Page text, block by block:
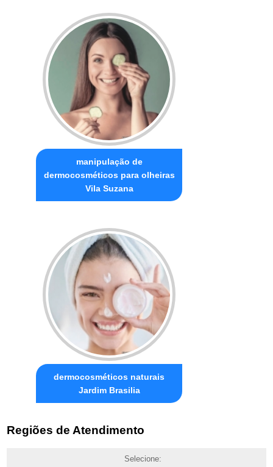
manipulação de
dermocosméticos para olheiras
Vila Suzana
dermocosméticos naturais
Jardim Brasilia
Regiões de Atendimento
Selecione: